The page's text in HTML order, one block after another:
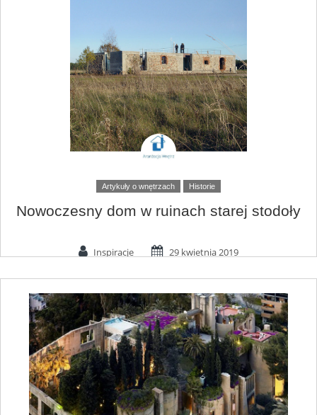
Artykuły o wnętrzach Historie
Nowoczesny dom w ruinach starej stodoły
Inspiracje 29 kwietnia 2019